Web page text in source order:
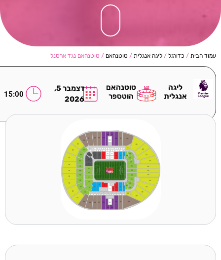
עמוד הבית / כדורגל / ליגה אנגלית / טוטנהאם / טוטנהאם נגד ארסנל
ליגה
אנגלית
טוטנהאם
הוטספר
דצמבר 5,
2026
15:00